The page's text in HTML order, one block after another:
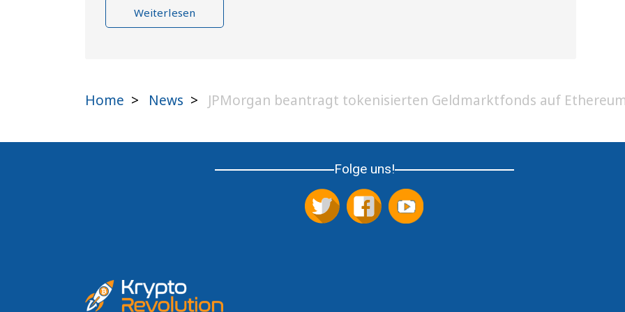
Weiterlesen
Home > News > JPMorgan beantragt tokenisierten Geldmarktfonds auf
Folge uns!